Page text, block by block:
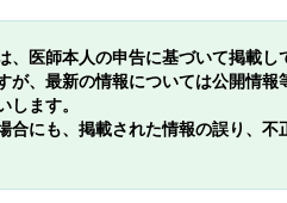
、医師本人の申告に基づいて掲載
が、最新の情報については公開情
します。
合にも、掲載された情報の誤り、